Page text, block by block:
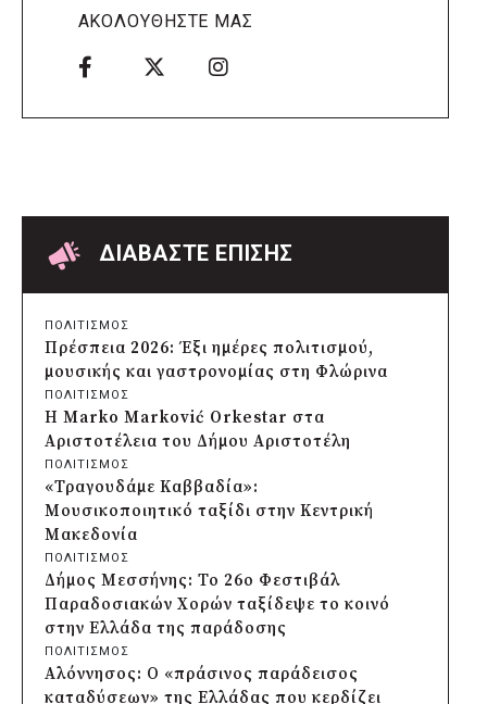
πριν από 3 ώρες
Δήμος Ελληνικού – Αργυρούπολης για το
Seoul Smart City Prize 2026
δίκτυο ηλεκτροφωτισμού
πριν από 4 ώρες
Δήμος Πατρέων: Αντικατάσταση
φωτιστικών μετά τη λεηλασία στο έλος
της Αγυιάς
πριν από 4 ώρες
Δήμος Σαρωνικού: Βανδάλισαν το
εκκλησάκι της Μεταμόρφωσης του
Σωτήρος
πριν από 5 ώρες
Περιφέρεια Αττικής: Έξι συμπεράσματα
για την ψηφιακή μετάβαση των
επιχειρήσεων
πριν από 5 ώρες
Δήμος Σαρωνικού και ΑΡΧΕΛΩΝ
ενημερώνουν τους λουόμενους για τη
συνύπαρξη με τις θαλάσσιες χελώνες
πριν από 5 ώρες
Δήμος Κυθήρων: Απαγόρευση πρόσβασης
στην παραλία Λυκοδήμου για λόγους
ΑΚΟΛΟΥΘΗΣΤΕ ΜΑΣ
ΔΙΑΒΑΣΤΕ ΕΠΙΣΗΣ
ΠΟΛΙΤΙΣΜΟΣ
Πρέσπεια 2026: Έξι ημέρες πολιτισμού,
μουσικής και γαστρονομίας στη Φλώρινα
ΠΟΛΙΤΙΣΜΟΣ
Η Marko Marković Orkestar στα
Αριστοτέλεια του Δήμου Αριστοτέλη
ΠΟΛΙΤΙΣΜΟΣ
«Τραγουδάμε Καββαδία»:
Μουσικοποιητικό ταξίδι στην Κεντρική
Μακεδονία
ΠΟΛΙΤΙΣΜΟΣ
Δήμος Μεσσήνης: Το 26ο Φεστιβάλ
Παραδοσιακών Χορών ταξίδεψε το κοινό
στην Ελλάδα της παράδοσης
ΠΟΛΙΤΙΣΜΟΣ
Αλόννησος: Ο «πράσινος παράδεισος
καταδύσεων» της Ελλάδας που κερδίζει